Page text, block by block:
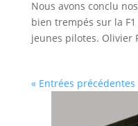
Nous avons conclu
bien trempés sur la
jeunes pilotes. Olivier
« Entrées précédentes